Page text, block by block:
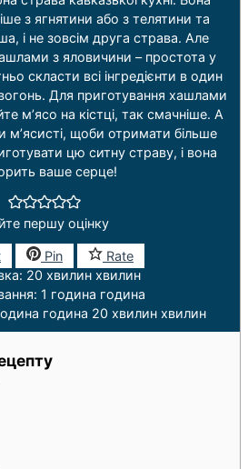
з ягнятини або з телятини та
і не зовсім друга страва. Але
з яловичини – простота у
скласти всі інгредієнти в один
Для приготування хашлами
м’ясо на кістці, так смачніше. А
м’ясисті, щоби отримати більше
цю ситну страву, і вона
ваше серце!
першу оцінку
Pin
Rate
20 хвилин хвилин
1 година година
година 20 хвилин хвилин